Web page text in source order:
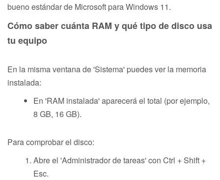
bueno estándar de Microsoft para Windows 11.
Cómo saber cuánta RAM y qué tipo de disco usa
tu equipo
En la misma ventana de 'Sistema' puedes ver la memoria
instalada:
En 'RAM instalada' aparecerá el total (por ejemplo,
8 GB, 16 GB).
Para comprobar el disco:
Abre el 'Administrador de tareas' con Ctrl + Shift +
Esc.